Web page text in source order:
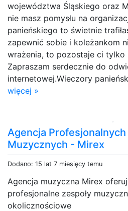
województwa Śląskiego oraz
nie masz pomysłu na
panieńskiego to świetnie
zapewnić sobie i koleżankom
wrażenia, to pozostaje ci tylko
Zapraszam serdecznie do
internetowej.Wieczory
więcej »
Agencja Profesjonalnych
Muzycznych - Mirex
Dodano: 15 lat 7 miesięcy temu
Agencja muzyczna Mirex
profesjonalne zespoły
okolicznościowe